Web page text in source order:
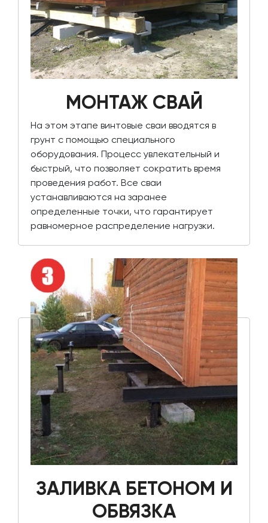
МОНТАЖ СВАЙ
На этом этапе винтовые сваи вводятся в
грунт с помощью специального
оборудования. Процесс увлекательный и
быстрый, что позволяет сократить время
проведения работ. Все сваи
устанавливаются на заранее
определенные точки, что гарантирует
равномерное распределение нагрузки.
ЗАЛИВКА БЕТОНОМ И
ОБВЯЗКА